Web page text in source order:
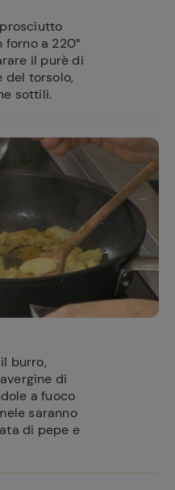
forno a 220°
il purè di
del torsolo,
sottili.
burro,
di
a fuoco
saranno
di pepe e